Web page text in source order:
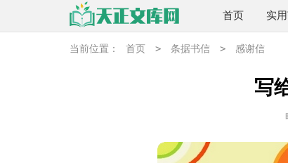
首页 实
当前位置： 首页 > 条据书信 > 感谢信
写